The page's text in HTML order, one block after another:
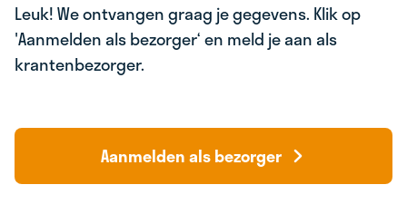
Leuk! We ontvangen graag je gegevens. Klik op
'Aanmelden als bezorger‘ en meld je aan als
krantenbezorger.
Aanmelden als bezorger